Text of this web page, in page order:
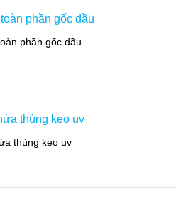
phần gốc dầu
thùng keo uv